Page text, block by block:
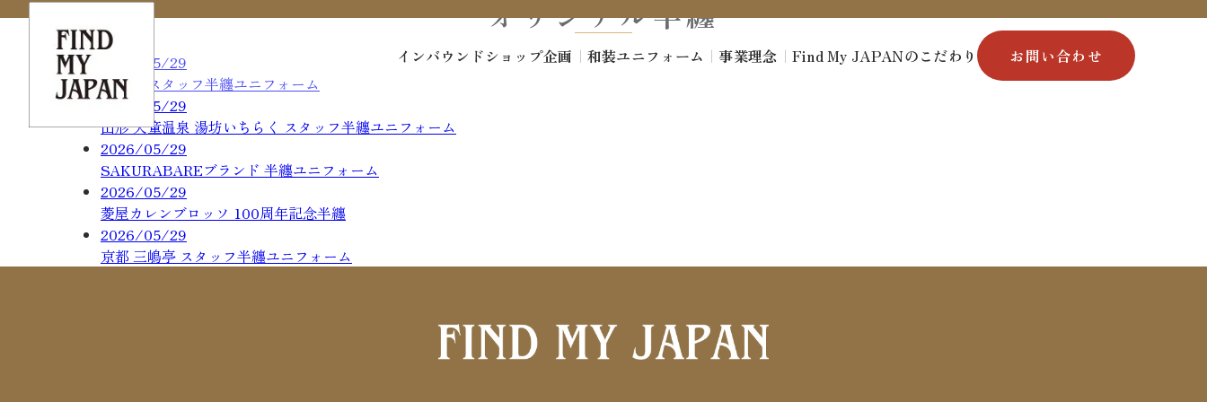
インバウンドショップ企画 ｜ 和装ユニフォーム ｜ 事業理念 ｜ Find My JAPANのこだわり お問い合わせ
オリジナル半纏
2026/05/29
通天閣 スタッフ半纏ユニフォーム
2026/05/29
山形 天童温泉 湯坊いちらく スタッフ半纏ユニフォーム
2026/05/29
SAKURABAREブランド 半纏ユニフォーム
2026/05/29
菱屋カレンブロッソ 100周年記念半纏
2026/05/29
京都 三嶋亭 スタッフ半纏ユニフォーム